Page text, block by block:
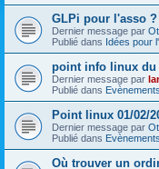
GLPi pour l'asso ?
Dernier message par
Publié dans Idées pour
point info linux du
Dernier message par
Publié dans Evènements
Point linux 01/02/
Dernier message par
Publié dans Evènements
Où trouver un